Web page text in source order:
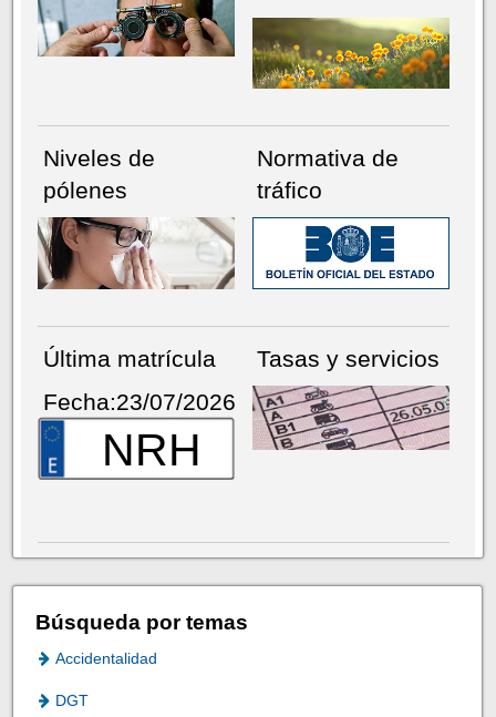
Niveles de
pólenes
Normativa de
tráfico
Última matrícula
Fecha:23/07/2026
NRH
Tasas y servicios
Búsqueda por temas
Accidentalidad
DGT